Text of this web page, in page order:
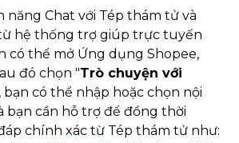
Chat với Tép thám tử và
hệ thống trợ giúp trực tuyến
có thể mở Ứng dụng Shopee,
đó chọn "Trò chuyện với
bạn có thể nhập hoặc chọn nội
bạn cần hỗ trợ để đồng thời
chính xác từ Tép thám tử như: